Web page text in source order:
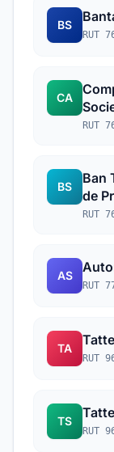
BS
RUT
CA
RUT
BS
Ban
de
RUT
AS
RUT
TA
RUT
TS
RUT